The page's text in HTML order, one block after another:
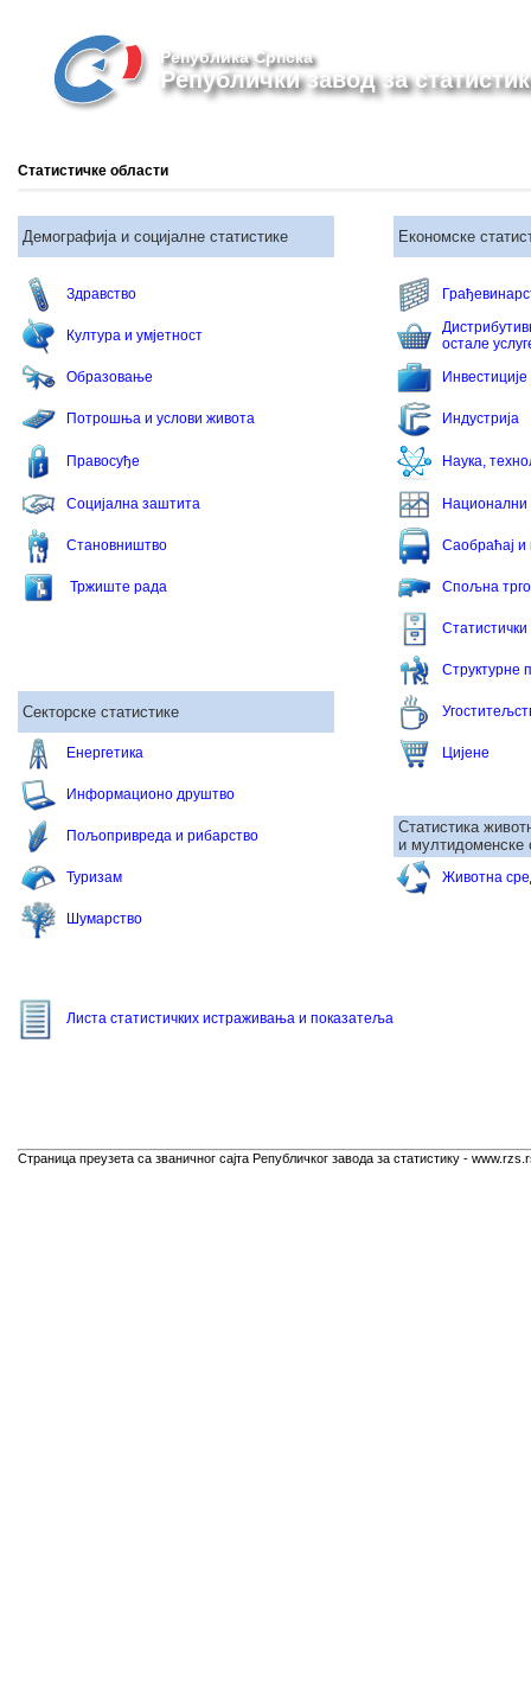
Република Српска
Републички завод за
Статистичке области
Демографија и социјалне статистике Економске
Здравство
Култура и умјетност
остале
Образовањe
Инвестиције
Потрошња и услови живота Индустрија
Правосуђе Наука,
Социјална заштита Национални
Становништво Саобраћај и
Тржиште рада Спољна
Структурне
Секторске статистике
Енергетика Цијене
Информационо друштво
Пољопривреда и рибарство
Статистика
и мултидоменске
Туризам Животна
Шумарство
Листа статистичких истраживања и показатеља
Страница преузета са званичног сајта Републичког завода за статистику -